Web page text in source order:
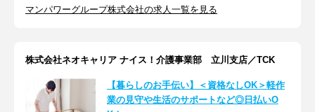
マンパワーグループ株式会社の求人一覧を見る
株式会社ネオキャリア ナイス！介護事業部 立川支店／TCK
【暮らしのお手伝い】＜資格なしOK＞軽作
業の見守や生活のサポートなど◎日払いO